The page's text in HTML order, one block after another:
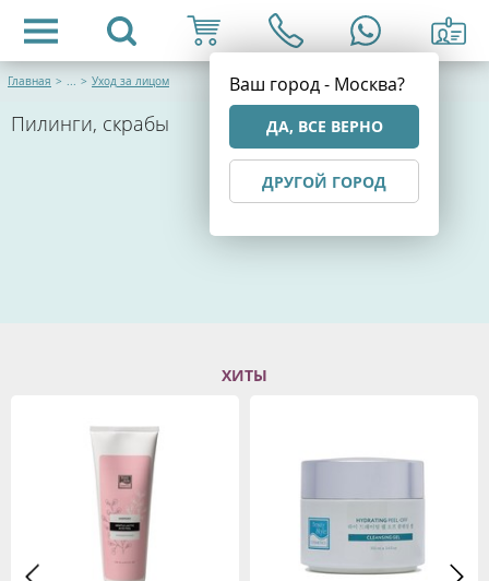
Ваш город - Москва?
ДА, ВСЕ ВЕРНО
ДРУГОЙ ГОРОД
Главная > ... > Уход за лицом
Пилинги, скрабы
ХИТЫ